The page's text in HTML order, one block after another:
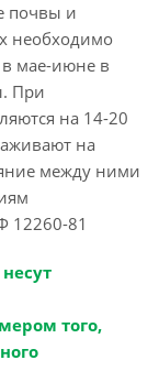
почвы и
необходимо
в мае-июне в
При
на 14-20
на
между ними
12260-81
того,